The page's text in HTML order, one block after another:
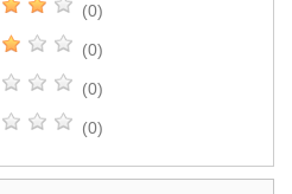
(0)
(0)
(0)
(0)